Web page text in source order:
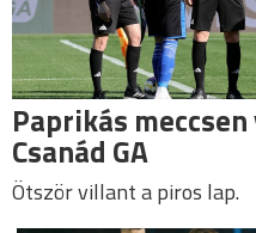
Paprikás
Csanád GA
Ötször villant a piros lap.